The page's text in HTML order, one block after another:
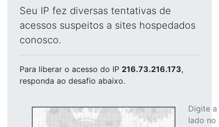
Seu IP fez diversas tentativas de
acessos suspeitos a sites hospedados
conosco.
Para liberar o acesso do IP 216.73.216.173,
responda ao desafio abaixo.
Digite
lado no